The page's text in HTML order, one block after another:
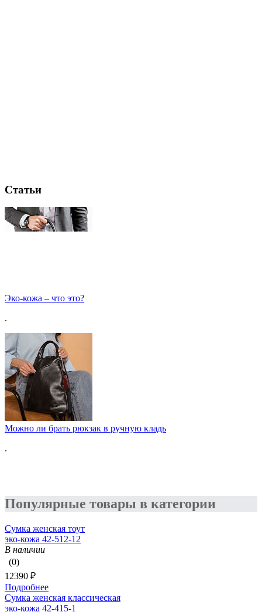
Статьи
Эко-кожа – что это?
.
Можно ли брать рюкзак в ручную кладь
.
Популярные товары в категории
Сумка женская тоут
эко-кожа 42-512-12
В наличии
(0)
12390 ₽
Подробнее
Сумка женская классическая
эко-кожа 42-415-1